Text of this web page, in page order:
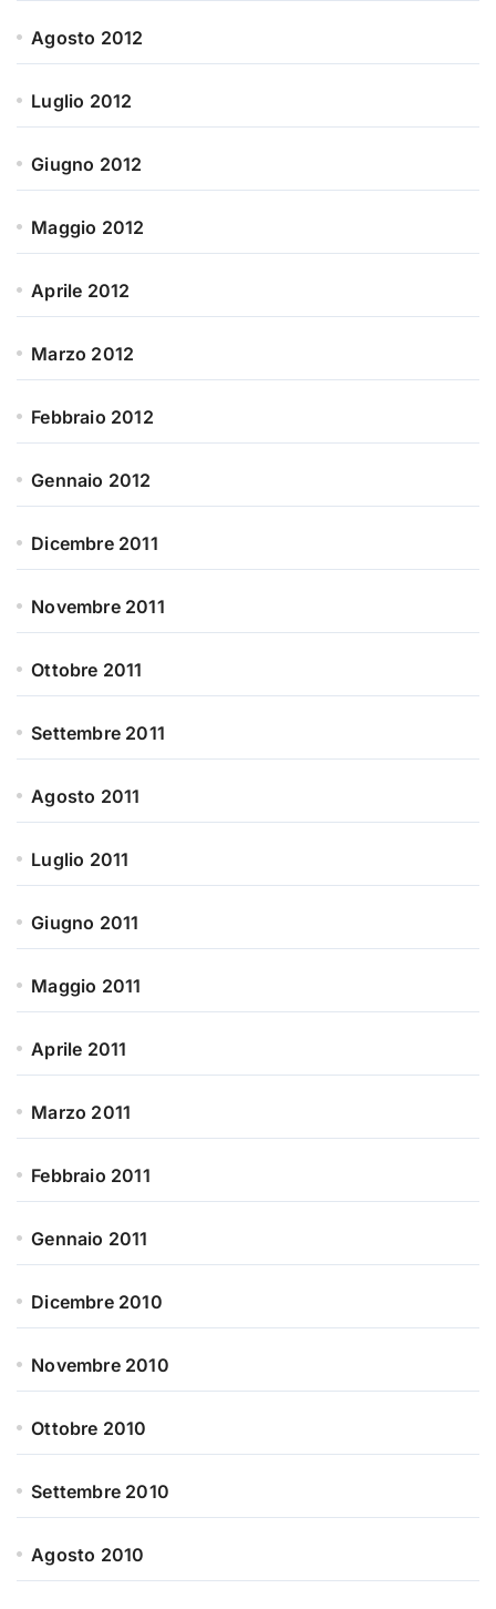
Agosto 2012
Luglio 2012
Giugno 2012
Maggio 2012
Aprile 2012
Marzo 2012
Febbraio 2012
Gennaio 2012
Dicembre 2011
Novembre 2011
Ottobre 2011
Settembre 2011
Agosto 2011
Luglio 2011
Giugno 2011
Maggio 2011
Aprile 2011
Marzo 2011
Febbraio 2011
Gennaio 2011
Dicembre 2010
Novembre 2010
Ottobre 2010
Settembre 2010
Agosto 2010